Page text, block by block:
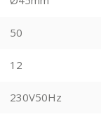
50
12
230V50Hz